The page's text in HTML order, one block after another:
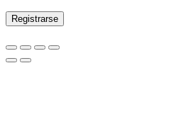
Registrarse